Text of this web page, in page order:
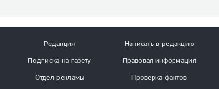
Редакция
Подписка на газету
Отдел рекламы
Написать в редакцию
Правовая информация
Проверка фактов